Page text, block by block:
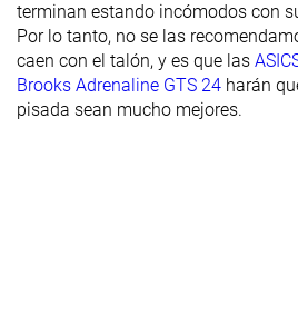
Anchura de la
parte
delantera
Ancha
Flexibilidad Moderada
terminan estando incómodos con
Por lo tanto, no se las
caen con el talón, y es que las
Brooks Adrenaline GTS 24 harán
pisada sean mucho mejores.